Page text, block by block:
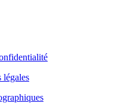
légales